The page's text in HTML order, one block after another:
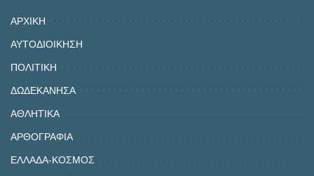
ΑΡΧΙΚΗ
ΑΥΤΟΔΙΟΙΚΗΣΗ
ΠΟΛΙΤΙΚΗ
ΔΩΔΕΚΑΝΗΣΑ
ΑΘΛΗΤΙΚΑ
ΑΡΘΟΓΡΑΦΙΑ
ΕΛΛΑΔΑ-ΚΟΣΜΟΣ